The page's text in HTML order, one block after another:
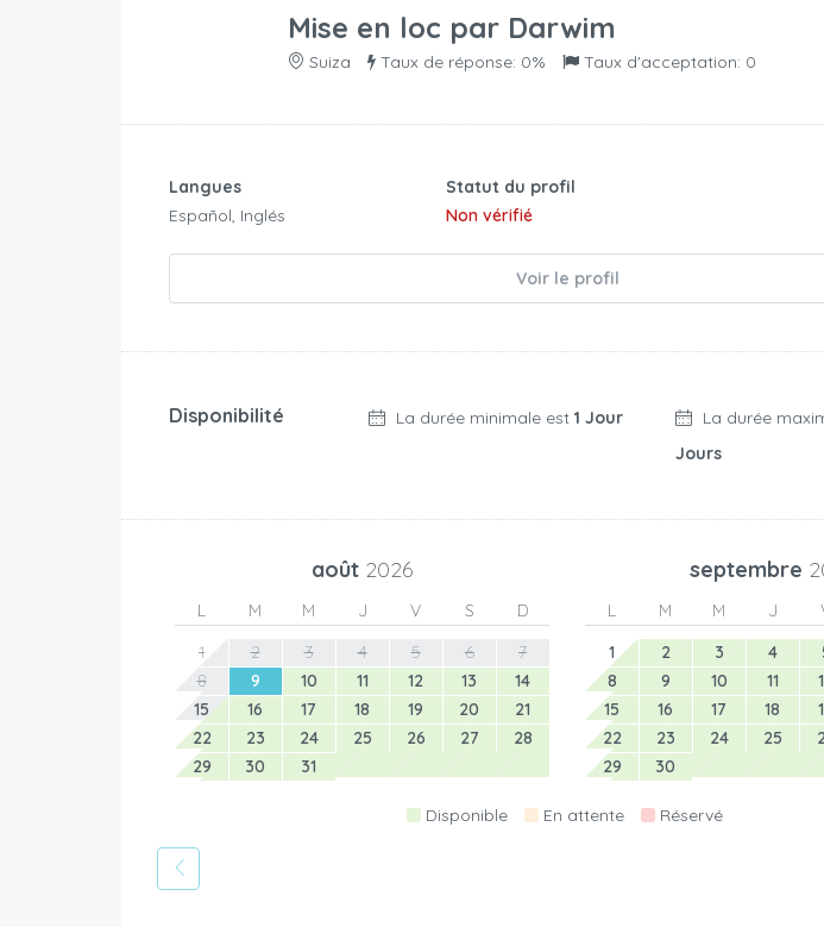
Mise en loc par Darwim
Suiza Taux de réponse: 0% Taux d'acceptation: 0
Langues
Español, Inglés
Statut du profil
Non vérifié
Voir le profil
Disponibilité La durée minimale est 1 Jour La durée
Jours
août 2026
L M M J V S
D
1
2 3 4 5 6
7
8
9 10 11 12 13
14
15
16 17 18 19 20
21
22
23 24 25 26 27
28
29
30 31
septembre
L M M J
1
2 3 4
8
9 10 11
15
16 17 18
22
23 24 25
29
30
Disponible En attente Réservé